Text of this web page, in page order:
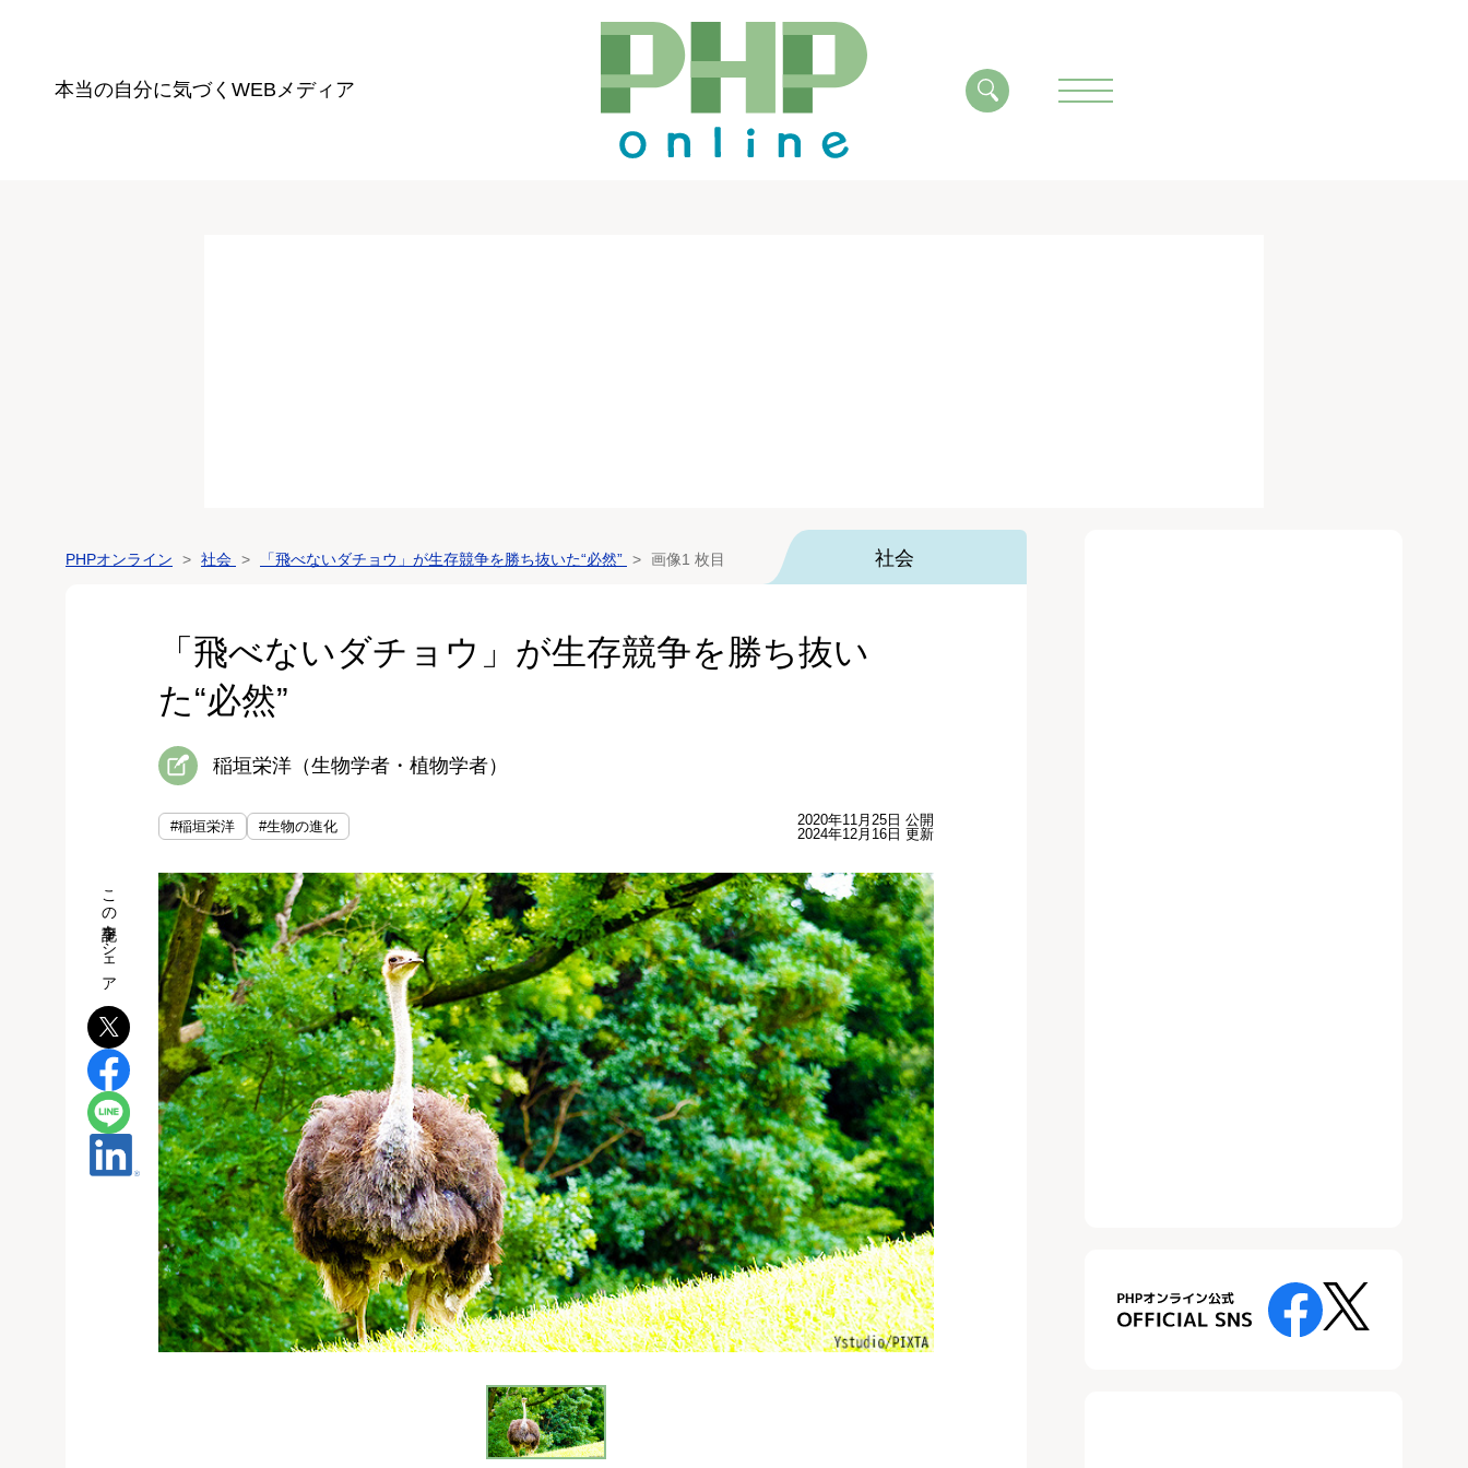
本当の自分に気づく WEBメディア
PHPオンライン 社会 「飛べないダチョウ」が生存競争を勝ち抜いた“必然” 画像1 枚目 社会
「飛べないダチョウ」が生存競争を勝ち抜い
た“必然”
稲垣栄洋（生物学者・植物学者）
#稲垣栄洋 #生物の進化
2020年11月25日 公開
2024年12月16日 更新
この記事をシェア